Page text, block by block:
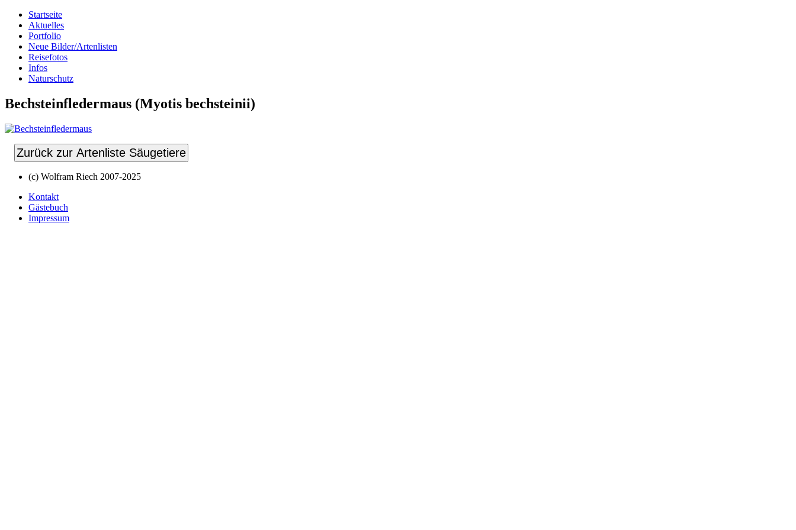
Startseite
Aktuelles
Portfolio
Neue Bilder/Artenlisten
Reisefotos
Infos
Naturschutz
Bechsteinfledermaus (Myotis bechsteinii)
Zurück zur Artenliste Säugetiere
(c) Wolfram Riech 2007-2025
Kontakt
Gästebuch
Impressum